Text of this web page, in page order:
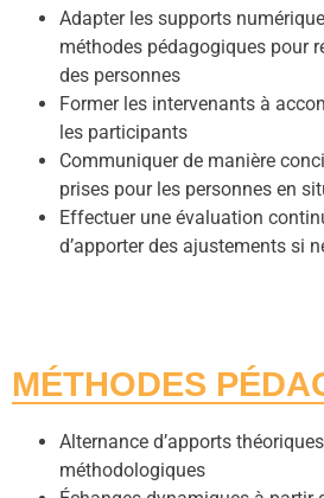
Adapter les supports
méthodes pédagogiques pour
des personnes
Former les intervenants à
les participants
Communiquer de manière
prises pour les personnes en
Effectuer une évaluation
d’apporter des ajustements si
MÉTHODES
Alternance d’apports
méthodologiques